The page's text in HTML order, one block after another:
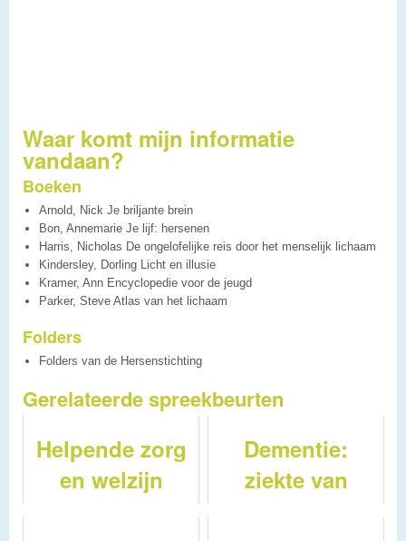
Waar komt mijn informatie
vandaan?
Boeken
Arnold, Nick Je briljante brein
Bon, Annemarie Je lijf: hersenen
Harris, Nicholas De ongelofelijke reis door het menselijk lichaam
Kindersley, Dorling Licht en illusie
Kramer, Ann Encyclopedie voor de jeugd
Parker, Steve Atlas van het lichaam
Folders
Folders van de Hersenstichting
Gerelateerde spreekbeurten
Helpende zorg
en welzijn
Dementie:
ziekte van